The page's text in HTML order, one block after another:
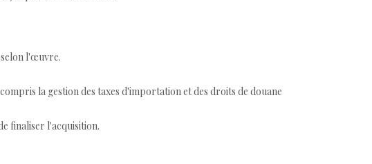
selon l'œuvre.
la gestion des taxes d'importation et des droits de douane
finaliser l'acquisition.